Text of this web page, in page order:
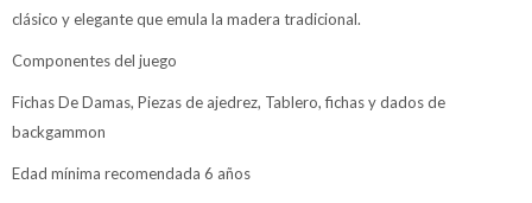
clásico y elegante que emula la madera tradicional.
Componentes del juego
Fichas De Damas, Piezas de ajedrez, Tablero, fichas y dados de
backgammon
Edad mínima recomendada 6 años